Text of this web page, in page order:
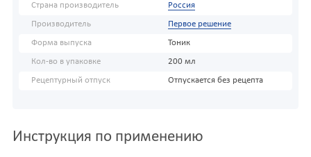
Страна производитель Россия
Производитель Первое решение
Форма выпуска Тоник
Кол-во в упаковке 200 мл
Рецептурный отпуск Отпускается без рецепта
Инструкция по применению